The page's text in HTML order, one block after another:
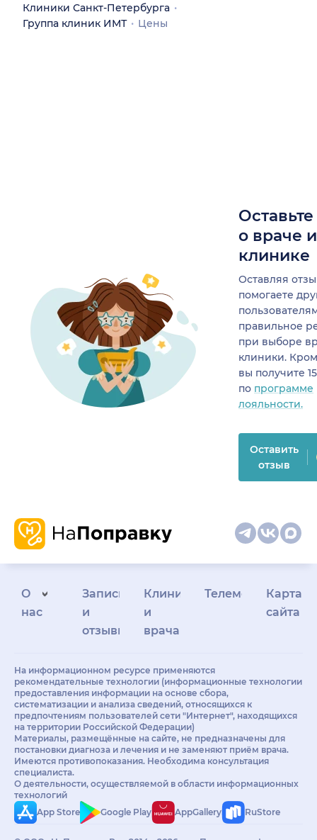
Клиники Санкт-Петербурга
Группа клиник ИМТ
Цены
о враче
клинике
Оставляя
помогаете
правильное
при выборе
клиники.
вы получите
по программе
лояльности.
Оставить
отзыв
О
нас
Запись
и
отзывы
Клиникам
и
врачам
Телемедицина
Карта
сайта
На информационном ресурсе применяются
рекомендательные технологии (информационные технологии
предоставления информации на основе сбора,
систематизации и анализа сведений, относящихся к
предпочтениям пользователей сети "Интернет", находящихся
на территории Российской Федерации)
Материалы, размещённые на сайте, не предназначены для
постановки диагноза и лечения и не заменяют приём врача.
Имеются противопоказания. Необходима консультация
специалиста.
О деятельности, осуществляемой в области информационных
технологий
App Store
Google Play AppGallery RuStore